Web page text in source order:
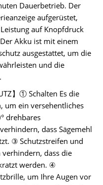
Dauerbetrieb. Der
aufgerüstet,
auf Knopfdruck
Akku ist mit einem
ausgestattet, um die
und die
】① Schalten Es die
um ein versehentliches
drehbares
dass Sägemehl
③ Schutzstreifen und
dass die
werden. ④
um Ihre Augen vor